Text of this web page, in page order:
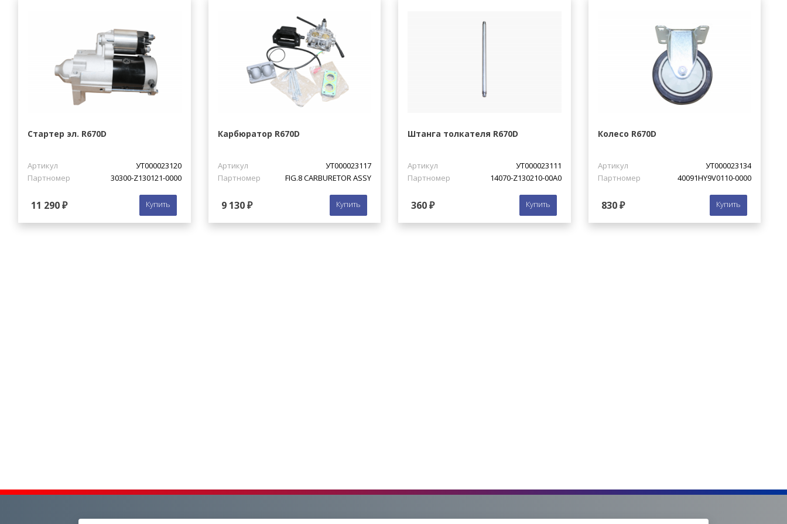
Стартер эл. R670D
Артикул
УТ000023120
Партномер
30300-Z130121-0000
11 290 ₽ Купить
Карбюратор R670D
Артикул
УТ000023117
Партномер
FIG.8 CARBURETOR ASSY
9 130 ₽ Купить
Штанга толкателя R670D
Артикул
УТ000023111
Партномер
14070-Z130210-00A0
360 ₽ Купить
Колесо R670D
Артикул
УТ000023134
Партномер
40091HY9V0110-0000
830 ₽ Купить